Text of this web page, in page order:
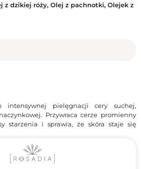
z dzikiej róży, Olej z pachnotki, Olejek z
intensywnej pielęgnacji cery suchej,
Przywraca cerze promienny
starzenia i sprawia, że skóra staje się